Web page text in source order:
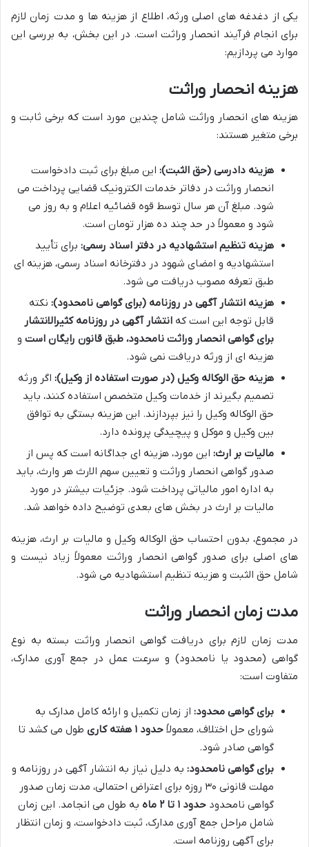
یکی از دغدغه های اصلی ورثه، اطلاع از هزینه ها و مدت زمان لازم
برای انجام فرآیند انحصار وراثت است. در این بخش، به بررسی این
موارد می پردازیم:
هزینه انحصار وراثت
هزینه های انحصار وراثت شامل چندین مورد است که برخی ثابت و
برخی متغیر هستند:
هزینه دادرسی (حق الثبت): این مبلغ برای ثبت دادخواست
انحصار وراثت در دفاتر خدمات الکترونیک قضایی پرداخت می
شود. مبلغ آن هر سال توسط قوه قضائیه اعلام و به روز می
شود و معمولاً در حد چند ده هزار تومان است.
هزینه تنظیم استشهادیه در دفتر اسناد رسمی: برای تأیید
استشهادیه و امضای شهود در دفترخانه اسناد رسمی، هزینه ای
طبق تعرفه مصوب دریافت می شود.
هزینه انتشار آگهی در روزنامه (برای گواهی نامحدود): نکته
قابل توجه این است که انتشار آگهی در روزنامه کثیرالانتشار
برای گواهی انحصار وراثت نامحدود، طبق قانون رایگان است و
هزینه ای از ورثه دریافت نمی شود.
هزینه حق الوکاله وکیل (در صورت استفاده از وکیل): اگر ورثه
تصمیم بگیرند از خدمات وکیل متخصص استفاده کنند، باید
حق الوکاله وکیل را نیز بپردازند. این هزینه بستگی به توافق
بین وکیل و موکل و پیچیدگی پرونده دارد.
مالیات بر ارث: این مورد، هزینه ای جداگانه است که پس از
صدور گواهی انحصار وراثت و تعیین سهم الارث هر وارث، باید
به اداره امور مالیاتی پرداخت شود. جزئیات بیشتر در مورد
مالیات بر ارث در بخش های بعدی توضیح داده خواهد شد.
در مجموع، بدون احتساب حق الوکاله وکیل و مالیات بر ارث، هزینه
های اصلی برای صدور گواهی انحصار وراثت معمولاً زیاد نیست و
شامل حق الثبت و هزینه تنظیم استشهادیه می شود.
مدت زمان انحصار وراثت
مدت زمان لازم برای دریافت گواهی انحصار وراثت بسته به نوع
گواهی (محدود یا نامحدود) و سرعت عمل در جمع آوری مدارک،
متفاوت است:
برای گواهی محدود: از زمان تکمیل و ارائه کامل مدارک به
شورای حل اختلاف، معمولاً حدود ۱ هفته کاری
طول می کشد تا
گواهی صادر شود.
برای گواهی نامحدود: به دلیل نیاز به انتشار آگهی در روزنامه و
مهلت قانونی ۳۰ روزه برای اعتراض احتمالی، مدت زمان صدور
گواهی نامحدود حدود ۱ تا ۲ ماه
به طول می انجامد. این زمان
شامل مراحل جمع آوری مدارک، ثبت دادخواست، و زمان انتظار
برای آگهی روزنامه است.